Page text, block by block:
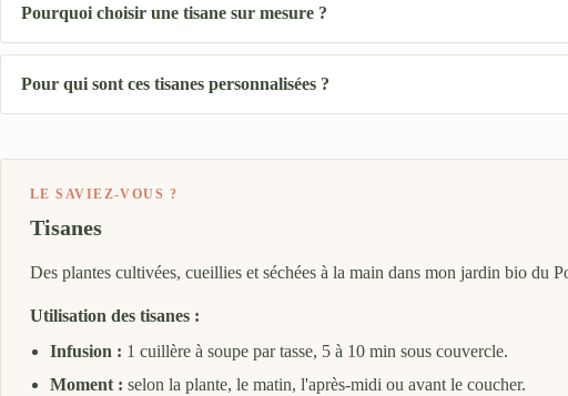
Pourquoi choisir une tisane sur mesure ?
Pour qui sont ces tisanes personnalisées ?
LE SAVIEZ-VOUS ?
Tisanes
Des plantes cultivées, cueillies et séchées à la main dans mon jardin bio du
Utilisation des tisanes :
Infusion : 1 cuillère à soupe par tasse, 5 à 10 min sous couvercle.
Moment : selon la plante, le matin, l'après-midi ou avant le coucher.